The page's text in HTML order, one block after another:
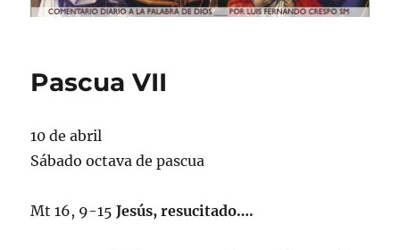
Pascua VII
10 de abril
Sábado octava de pascua
Mt 16, 9-15Jesús, resucitado….